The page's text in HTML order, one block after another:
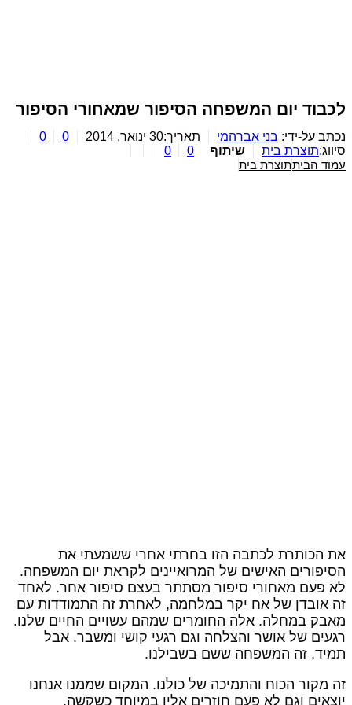
יום המשפחה הסיפור שמאחורי הסיפור
על-ידי:בני אברהמי תאריך:30 ינואר, 2014
תוצרת בית שיתוף
הביתתוצרת בית
הכותרת לכתבה הזו בחרתי אחרי ששמעתי את
האישים של המרואיינים לקראת יום המשפחה.
פעם מאחורי סיפור מסתתר בעצם סיפור אחר. לאחד
אובדן של אח יקר במלחמה, לאחרת זה התמודדות עם
במחלה. אלה החומרים שמהם עשויים החיים שלנו.
של אושר והצלחה וגם רגעי קושי ומשבר. אבל
זה המשפחה ששם בשבילנו.
מקור הכוח והתמיכה של כולנו. המקום שממנו אנחנו
וגם לא פעם חוזרים אליו במיוחד כשקשה.